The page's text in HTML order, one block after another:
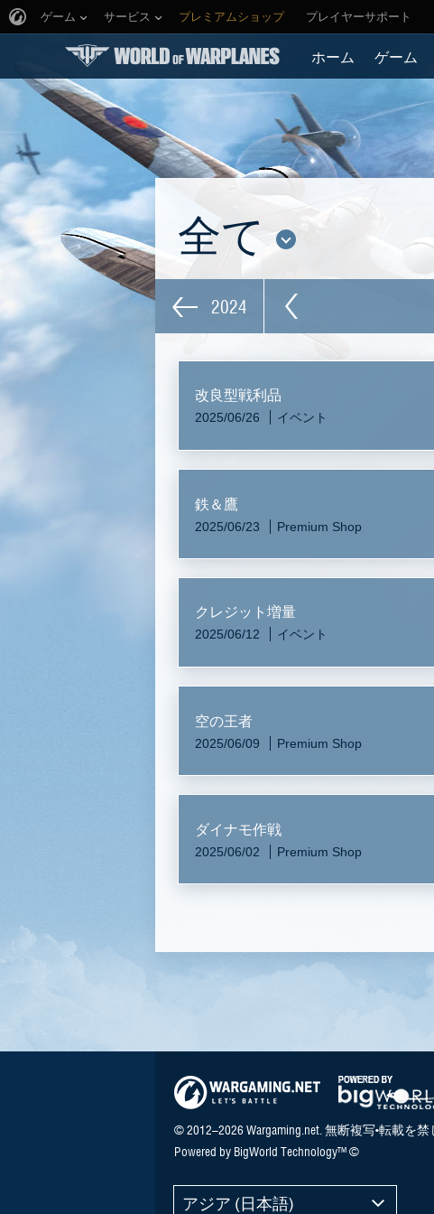
ゲーム サービス プレミアムショップ プレイヤーサポート
ホーム ゲーム
全て
2024
改良型戦利品
2025/06/26 イベント
鉄＆鷹
2025/06/23 Premium Shop
クレジット増量
2025/06/12 イベント
空の王者
2025/06/09 Premium Shop
ダイナモ作戦
2025/06/02 Premium Shop
© 2012–2026 Wargaming.net. 無断複写•転載を禁
Powered by BigWorld Technology™ ©
アジア (日本語)